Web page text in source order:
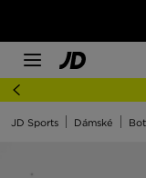
JD Sports Dámské